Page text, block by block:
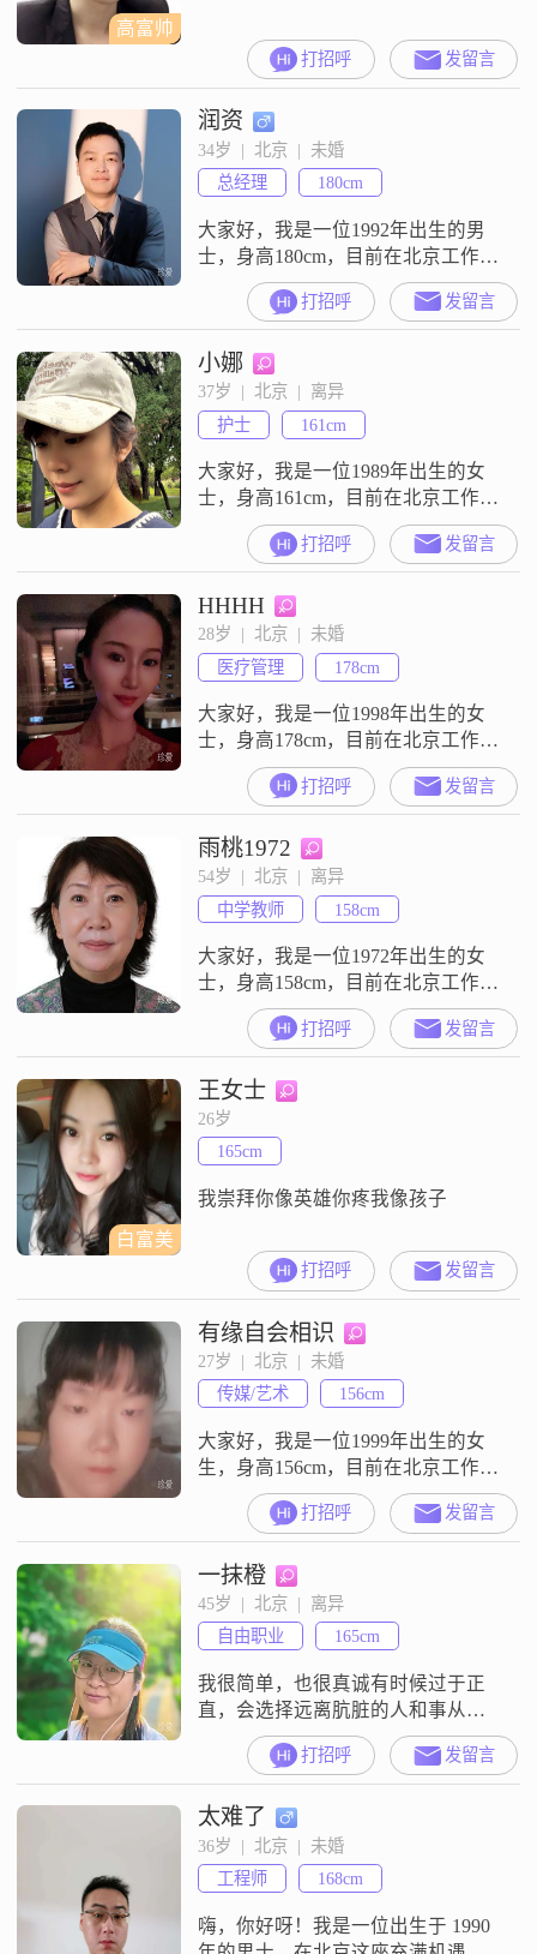
高富帅
打招呼 发留言
润资
34岁  |  北京  |  未婚
总经理
180cm
大家好，我是一位1992年出生的男
士，身高180cm，目前在北京工作，
月收入在8001到12000元之间。我拥
有硕士学位，平时喜欢以幽默风趣
的方式与人交流，这让我在朋友圈
中颇受欢迎。我性格自信果断，做
事情总是有条有理，不喜欢拖泥带
水。责任感强是我认为自己很重要
的一点，无论是对工作还是对生
活，我都会尽力去承担和负责。我
总
打招呼 发留言
小娜
37岁  |  北京  |  离异
护士
161cm
大家好，我是一位1989年出生的女
士，身高161cm，目前在北京工作，
月收入在5001到8000元之间
##3002##我拥有大学本科学历，平
时在工作中努力进取，不断追求事
业上的成就##3002##在生活中，我
性格温柔体贴，善解人意，总是希
望能给身边的人带来温暖和关怀
##3002##我开朗爱笑，乐观积极的
态度让我能够面对
打招呼 发留言
HHHH
28岁  |  北京  |  未婚
医疗管理
178cm
大家好，我是一位1998年出生的女
士，身高178cm，目前在北京工作，
月收入在8001到12000元之间，拥有
大学本科学历##3002##我性格开
朗，总是爱笑，对待生活充满热情
和积极的态度##3002##我很善解人
意，富有同理心，能够理解和尊重
他人的感受和想法##3002##我热爱
生活，追求精致的生活方式，注重
生活的品
打招呼 发留言
雨桃1972
54岁  |  北京  |  离异
中学教师
158cm
大家好，我是一位1972年出生的女
士，身高158cm，目前在北京工作，
月收入在8001到12000元之间
##3002##我拥有大学本科学历，性
格乐观积极，总是希望能给周围的
人带来快乐和正能量##3002##我为
人随和易相处，不喜欢复杂的生
活，追求的是简单而真实的幸福
##3002##我相信真诚是人与人之间
最重要的桥梁，所
打招呼 发留言
白富美
王女士
26岁
165cm
我崇拜你像英雄你疼我像孩子
打招呼 发留言
有缘自会相识
27岁  |  北京  |  未婚
传媒/艺术
156cm
大家好，我是一位1999年出生的女
生，身高156cm，目前在北京工作，
月收入3000元以下##3002##我拥有
大学本科学历，性格温柔体贴，善
解人意，总是愿意倾听他人的心声
##3002##我开朗爱笑，乐观积极，
面对生活中的困难总能保持一颗平
和的心##3002##我热爱家居装饰布
置，喜欢把自己的小窝打造得温馨
舒适##30
打招呼 发留言
一抹橙
45岁  |  北京  |  离异
自由职业
165cm
我很简单，也很真诚有时候过于正
直，会选择远离肮脏的人和事从来
没有想过人到中年会改变人生路线
还好，孩子长大了，我也内心更成
熟了希望能找到一个平平淡淡，相
知相伴的人
打招呼 发留言
太难了
36岁  |  北京  |  未婚
工程师
168cm
嗨，你好呀！我是一位出生于 1990